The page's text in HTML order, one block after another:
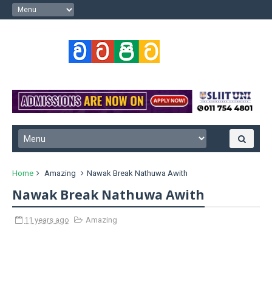
Home Amazing Nawak Break Nathuwa Awith
Nawak Break Nathuwa Awith
11 years ago Amazing